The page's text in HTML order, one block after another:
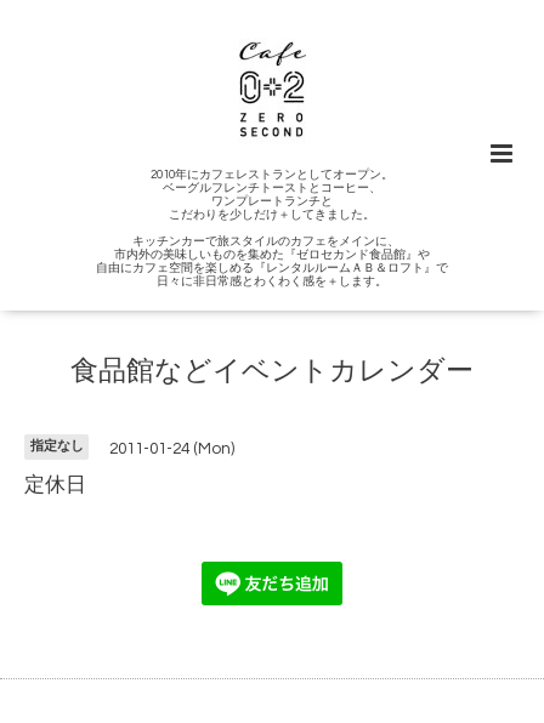
2010年にカフェレストランとしてオープン。
ベーグルフレンチトーストとコーヒー、
ワンプレートランチと
こだわりを少しだけ＋してきました。
キッチンカーで旅スタイルのカフェをメインに、
市内外の美味しいものを集めた『ゼロセカンド食品館』や
自由にカフェ空間を楽しめる『レンタルルームＡＢ＆ロフト』で
日々に非日常感とわくわく感を＋します。
食品館などイベントカレンダー
指定なし 2011-01-24 (Mon)
定休日